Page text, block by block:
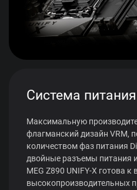
Система питания
Максимальную
флагманский дизайн VRM,
количеством фаз питания
двойные разъемы питания
MEG Z890 UNIFY-X готова к
высокопроизводительных